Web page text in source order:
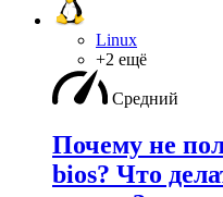
Linux
+2 ещё
Средний
Почему не
bios? Что